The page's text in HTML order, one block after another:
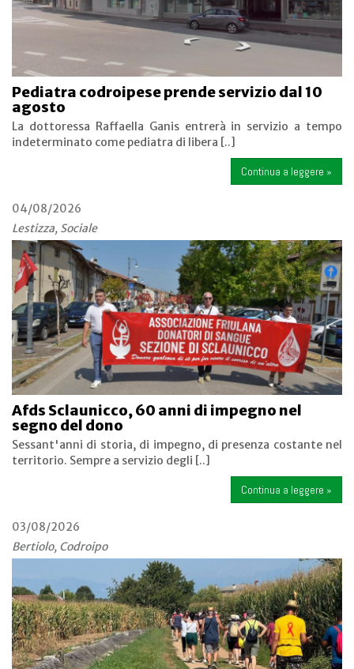
Pediatra codroipese prende servizio dal 10
agosto
La dottoressa Raffaella Ganis entrerà in servizio a tempo
indeterminato come pediatra di libera [..]
Continua a leggere »
04/08/2026
Lestizza, Sociale
Afds Sclaunicco, 60 anni di impegno nel
segno del dono
Sessant'anni di storia, di impegno, di presenza costante nel
territorio. Sempre a servizio degli [..]
Continua a leggere »
03/08/2026
Bertiolo, Codroipo